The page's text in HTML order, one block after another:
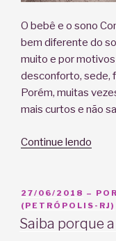
O bebê e o sono
bem diferente do
muito e por
desconforto, sede,
Porém, muitas
mais curtos e não
Continue lendo
sono
do
PUBLICADO
EM
27/06/2018 – POR
(PETRÓPOLIS-RJ)
Saiba porque